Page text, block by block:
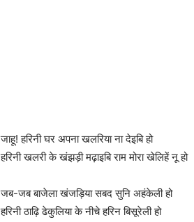
जाहू! हरिनी घर अपना खलरिया ना देइबि हो
हरिनी खलरी के खंझड़ी मढ़ाइबि राम मोरा खेलिहें नू हो
जब-जब बाजेला खंजड़िया सबद सुनि अहंकेली हो
हरिनी ठाढ़ि ढेकुलिया के नीचे हरिन बिसूरेली हो